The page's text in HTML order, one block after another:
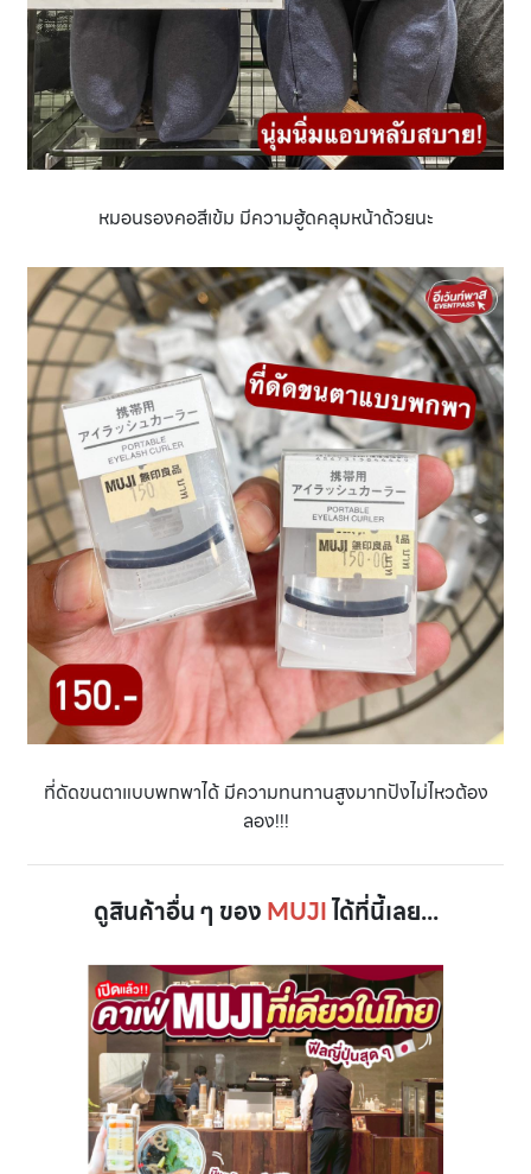
หมอนรองคอสีเข้ม มีความฮู้ดคลุมหน้าด้วยนะ
ที่ดัดขนตาแบบพกพาได้ มีความทนทานสูงมากปังไม่ไหวต้อง
ลอง!!!
ดูสินค้าอื่น ๆ ของMUJIได้ที่นี้เลย...